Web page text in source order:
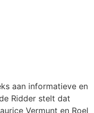
aan informatieve en
Ridder stelt dat
Vermunt en Roel